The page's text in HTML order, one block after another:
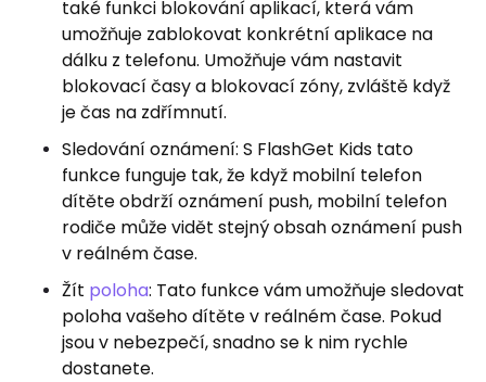
také funkci blokování aplikací, která vám
umožňuje zablokovat konkrétní aplikace na
dálku z telefonu. Umožňuje vám nastavit
blokovací časy a blokovací zóny, zvláště když
je čas na zdřímnutí.
Sledování oznámení: S FlashGet Kids tato
funkce funguje tak, že když mobilní telefon
dítěte obdrží oznámení push, mobilní telefon
rodiče může vidět stejný obsah oznámení push
v reálném čase.
Žít poloha: Tato funkce vám umožňuje sledovat
poloha vašeho dítěte v reálném čase. Pokud
jsou v nebezpečí, snadno se k nim rychle
dostanete.